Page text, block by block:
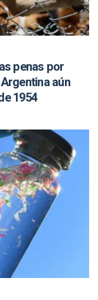
penas por
aún
1954